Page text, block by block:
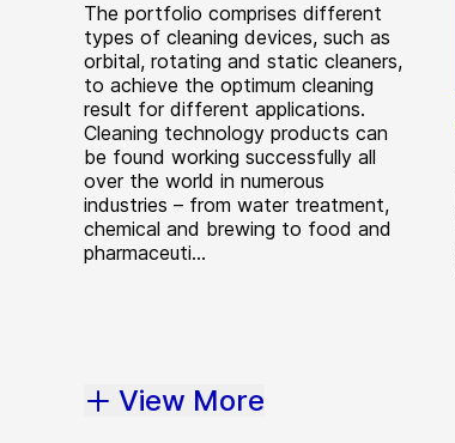
The portfolio comprises different
types of cleaning devices, such as
orbital, rotating and static cleaners,
to achieve the optimum cleaning
result for different applications.
Cleaning technology products can
be found working successfully all
over the world in numerous
industries – from water treatment,
chemical and brewing to food and
pharmaceuti...
View More